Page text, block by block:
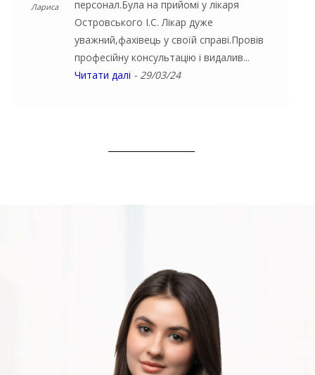
Лариса
персонал.Була на прийомі у лікаря
Островського І.С. Лікар дуже
уважний,фахівець у своїй справі.Провів
професійну консультацію і видалив...
Читати далі - 29/03/24